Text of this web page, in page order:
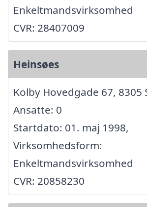
Enkeltmandsvirksomhed
CVR: 28407009
Heinsøes
Kolby Hovedgade 67, 8305
Ansatte: 0
Startdato: 01. maj 1998,
Virksomhedsform:
Enkeltmandsvirksomhed
CVR: 20858230